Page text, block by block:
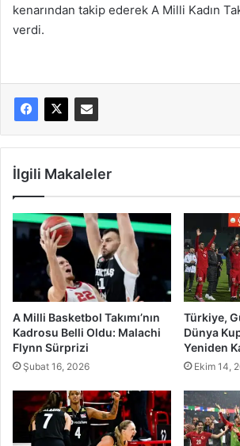
kenarından takip ederek A Milli Kadın
verdi.
İlgili Makaleler
A Milli Basketbol Takımı’nın
Kadrosu Belli Oldu: Malachi
Flynn Sürprizi
Şubat 16, 2026
Türkiye,
Dünya
Yeniden
Ekim 14,